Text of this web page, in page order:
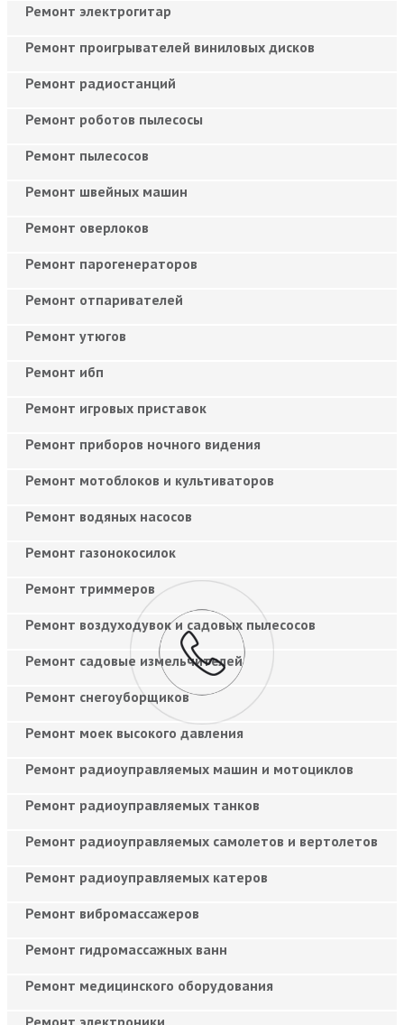
Ремонт электрогитар
Ремонт проигрывателей виниловых дисков
Ремонт радиостанций
Ремонт роботов пылесосы
Ремонт пылесосов
Ремонт швейных машин
Ремонт оверлоков
Ремонт парогенераторов
Ремонт отпаривателей
Ремонт утюгов
Ремонт ибп
Ремонт игровых приставок
Ремонт приборов ночного видения
Ремонт мотоблоков и культиваторов
Ремонт водяных насосов
Ремонт газонокосилок
Ремонт триммеров
Ремонт воздуходувок и садовых пылесосов
Ремонт садовые измельчителей
Ремонт снегоуборщиков
Ремонт моек высокого давления
Ремонт радиоуправляемых машин и мотоциклов
Ремонт радиоуправляемых танков
Ремонт радиоуправляемых самолетов и вертолетов
Ремонт радиоуправляемых катеров
Ремонт вибромассажеров
Ремонт гидромассажных ванн
Ремонт медицинского оборудования
Ремонт электроники